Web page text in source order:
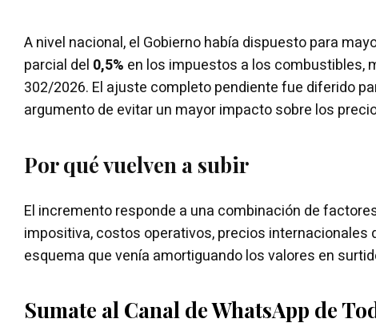
A nivel nacional, el Gobierno había dispuesto para
parcial del 0,5% en los impuestos a los combustibles,
302/2026. El ajuste completo pendiente fue diferido
argumento de evitar un mayor impacto sobre los
Por qué vuelven a subir
El incremento responde a una combinación de
impositiva, costos operativos, precios internacionales
esquema que venía amortiguando los valores en
Sumate al Canal de WhatsApp de